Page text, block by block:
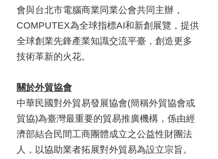
會與台北市電腦商業同業公會共同主辦，
COMPUTEX為全球指標AI和新創展覽，提供
全球創業先鋒產業知識交流平臺，創造更多
技術革新的火花。
關於外貿協會
中華民國對外貿易發展協會(簡稱外貿協會或
貿協)為臺灣最重要的貿易推廣機構，係由經
濟部結合民間工商團體成立之公益性財團法
人，以協助業者拓展對外貿易為設立宗旨。